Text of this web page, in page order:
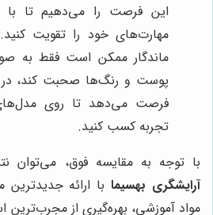
این فرصت را می‌دهیم تا با
مهارت‌های خود را تقویت
ماندگار ممکن است فقط به
پوست و رنگ‌ها صحبت کند، در
فرصت می‌دهد تا روی
تجربه کسب کنید.
با توجه به مقایسه فوق، می‌توان
آرایشگری بهسیمابا ارائه جدیدترین
مواد آموزشی، بهره‌گیری از مجرب‌ترین